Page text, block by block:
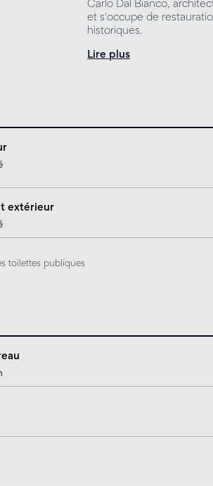
Carlo Dal Bianco,
et s'occupe de
historiques.
Lire plus
extérieur
toilettes publiques